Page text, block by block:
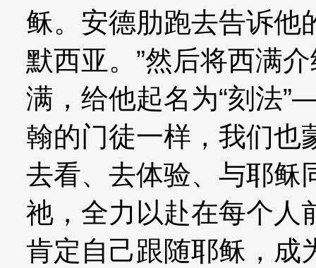
稣。安德肋跑去告诉他
默西亚。”然后将西满
满，给他起名为“刻法
翰的门徒一样，我们也
去看、去体验、与耶稣
祂，全力以赴在每个人
肯定自己跟随耶稣，成